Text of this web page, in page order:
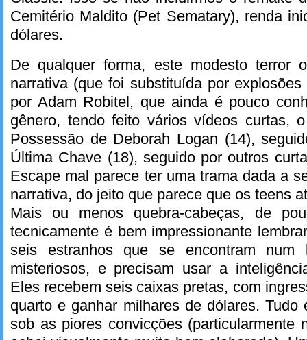
Cemitério Maldito (Pet Sematary), renda
dólares.
De qualquer forma, este modesto terror
narrativa (que foi substituída por
por Adam Robitel, que ainda é pouco
gênero, tendo feito vários vídeos curtas,
Possessão de Deborah Logan (14),
Última Chave (18), seguido por outros
Escape mal parece ter uma trama dada a
narrativa, do jeito que parece que os teens
Mais ou menos quebra-cabeças, de
tecnicamente é bem impressionante
seis estranhos que se encontram num
misteriosos, e precisam usar a
Eles recebem seis caixas pretas, com
quarto e ganhar milhares de dólares. Tudo
sob as piores convicções (particularmente